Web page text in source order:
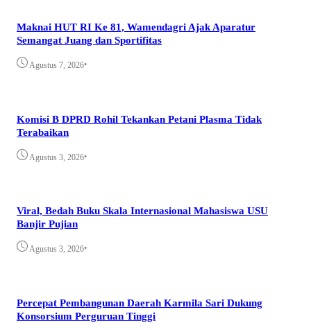
Maknai HUT RI Ke 81, Wamendagri Ajak Aparatur
Semangat Juang dan Sportifitas
Agustus 7, 2026•
Komisi B DPRD Rohil Tekankan Petani Plasma Tidak
Terabaikan
Agustus 3, 2026•
Viral, Bedah Buku Skala Internasional Mahasiswa USU
Banjir Pujian
Agustus 3, 2026•
Percepat Pembangunan Daerah Karmila Sari Dukung
Konsorsium Perguruan Tinggi